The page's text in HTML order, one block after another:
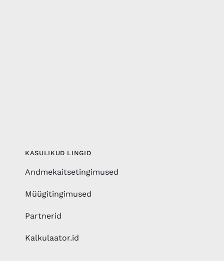
KASULIKUD LINGID
Andmekaitsetingimused
Müügitingimused
Partnerid
Kalkulaator.id